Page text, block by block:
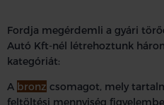
Fordja megérdemli a gyári
Autó Kft-nél létrehoztunk
kategóriát:
A bronz csomagot, mely
feltöltési mennyiség